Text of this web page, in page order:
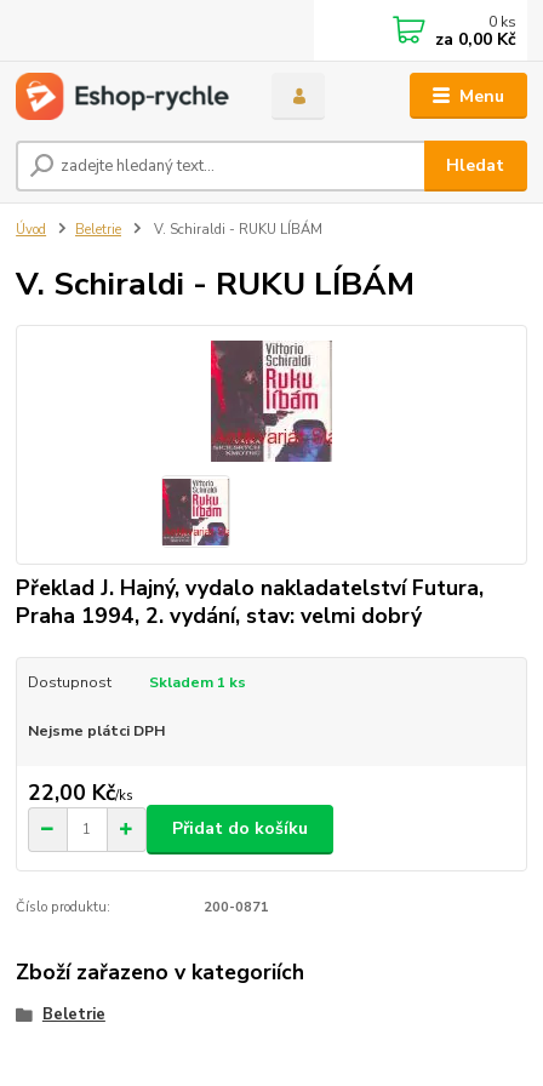
Menu
Hledat
0 ks
za 0,00 Kč
Úvod Beletrie V. Schiraldi - RUKU LÍBÁM
V. Schiraldi - RUKU LÍBÁM
Překlad J. Hajný, vydalo nakladatelství Futura,
Praha 1994, 2. vydání, stav: velmi dobrý
Dostupnost Skladem 1 ks
Nejsme plátci DPH
22,00 Kč/ks
Přidat do košíku
Číslo produktu: 200-0871
Zboží zařazeno v kategoriích
Beletrie